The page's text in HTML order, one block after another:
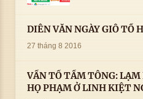
DIỄN VĂN NGÀY GIỖ TỔ
27 tháng 8 2016
VẤN TỔ TẦM TÔNG: LẠM
HỌ PHẠM Ở LINH KIỆT